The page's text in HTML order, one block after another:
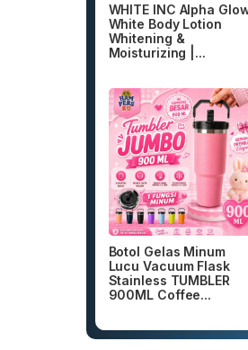
WHITE INC Alpha
White Body Lotion
Whitening &
Moisturizing |...
Botol Gelas Minum
Lucu Vacuum Flask
Stainless TUMBLER
900ML Coffee...